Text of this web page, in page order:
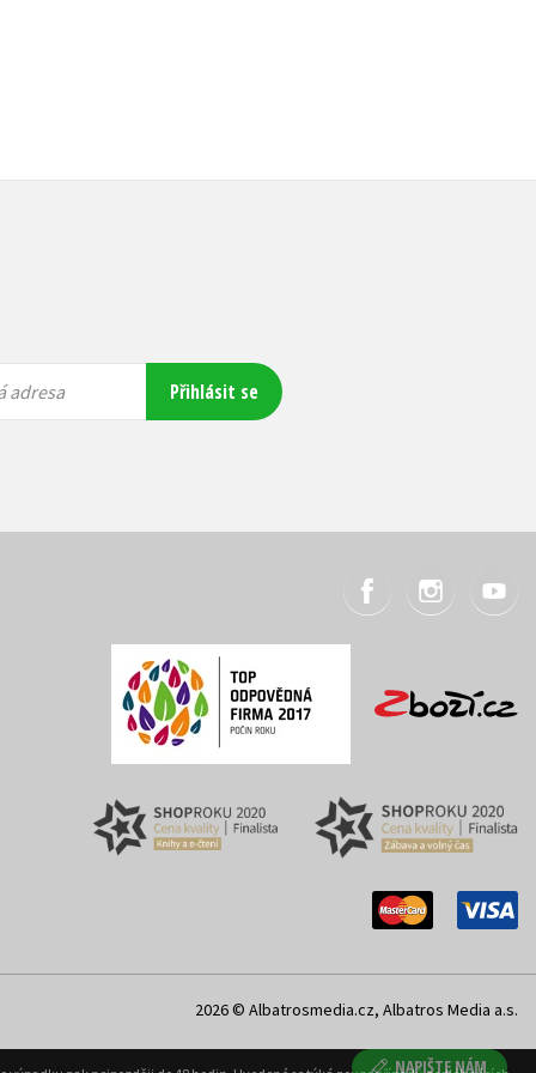
NAPIŠTE NÁM
adresa Přihlásit se
2026 © Albatrosmedia.cz, Albatros Media a.s.